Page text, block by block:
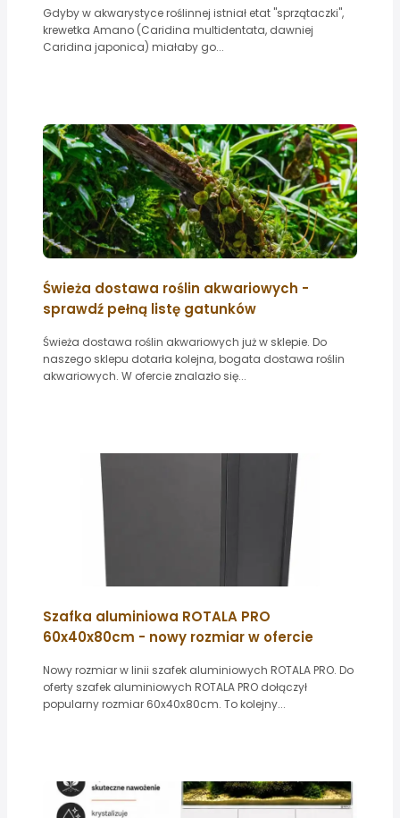
Gdyby w akwarystyce roślinnej istniał etat "sprzątaczki",
krewetka Amano (Caridina multidentata, dawniej
Caridina japonica) miałaby go...
Świeża dostawa roślin akwariowych -
sprawdź pełną listę gatunków
Świeża dostawa roślin akwariowych już w sklepie. Do
naszego sklepu dotarła kolejna, bogata dostawa roślin
akwariowych. W ofercie znalazło się...
Szafka aluminiowa ROTALA PRO
60x40x80cm - nowy rozmiar w ofercie
Nowy rozmiar w linii szafek aluminiowych ROTALA PRO. Do
oferty szafek aluminiowych ROTALA PRO dołączył
popularny rozmiar 60x40x80cm. To kolejny...